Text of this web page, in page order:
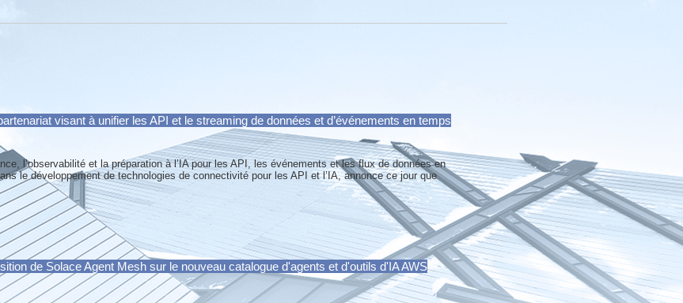
visant à unifier les API et le streaming de données et d’événements en temps
l’observabilité et la préparation à l’IA pour les API, les événements et les flux de données en
le développement de technologies de connectivité pour les API et l’IA, annonce ce jour que
de Solace Agent Mesh sur le nouveau catalogue d'agents et d'outils d'IA AWS